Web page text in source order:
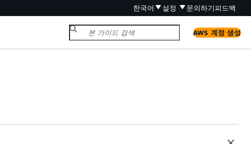
한국어 설정 문의하기피드백
AWS 계정 생성